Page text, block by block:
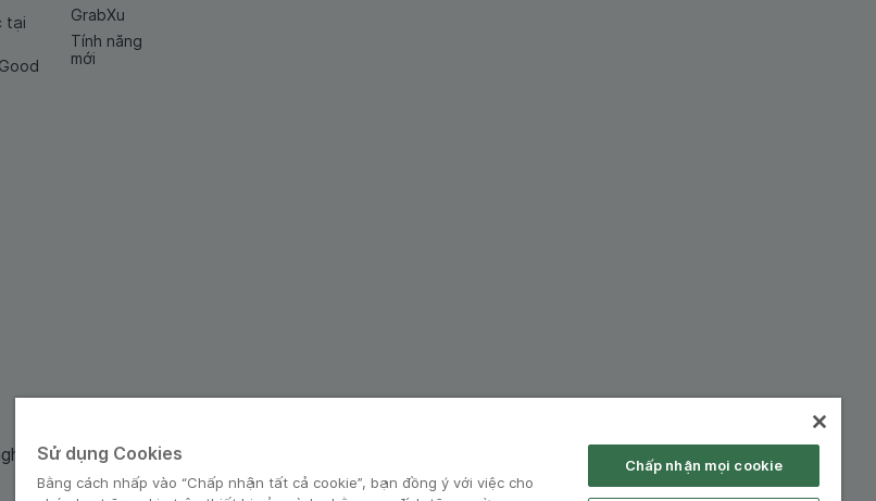
tại
GrabXu
Tính năng
mới
và Dịch Vụ Moca cung cấp. Mã số doanh nghiệp:
Sử dụng Cookies
Bằng cách nhấp vào “Chấp nhận tất cả cookie”, bạn đồng ý với việc cho
Chấp nhận mọi cookie